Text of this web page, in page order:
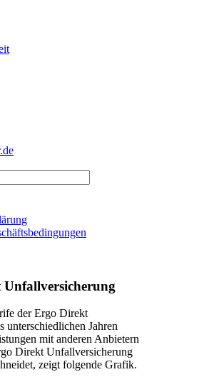
der Ergo Direkt
unterschiedlichen Jahren
mit anderen Anbietern
Direkt Unfallversicherung
zeigt folgende Grafik.